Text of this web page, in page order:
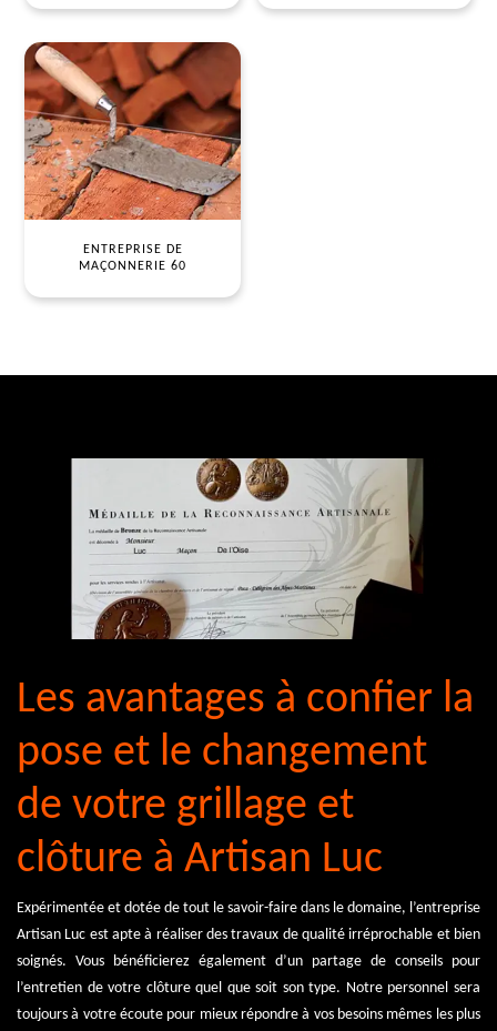
ENTREPRISE DE
MAÇONNERIE 60
Les avantages à confier la
pose et le changement
de votre grillage et
clôture à Artisan Luc
Expérimentée et dotée de tout le savoir-faire dans le domaine, l’entreprise
Artisan Luc est apte à réaliser des travaux de qualité irréprochable et bien
soignés. Vous bénéficierez également d’un partage de conseils pour
l’entretien de votre clôture quel que soit son type. Notre personnel sera
toujours à votre écoute pour mieux répondre à vos besoins mêmes les plus